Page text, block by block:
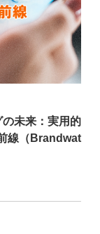
の未来：実用的
線（Brandwat